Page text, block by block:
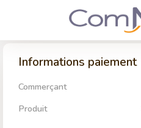
Informations paiement
Commerçant
Produit